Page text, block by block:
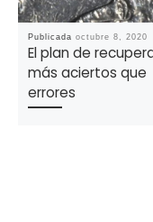
Publicada octubre 8, 2020
El plan de
más aciertos que
errores